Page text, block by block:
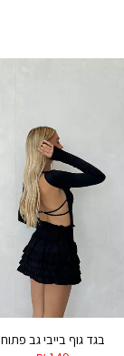
בגד גוף בייבי גב פתוח